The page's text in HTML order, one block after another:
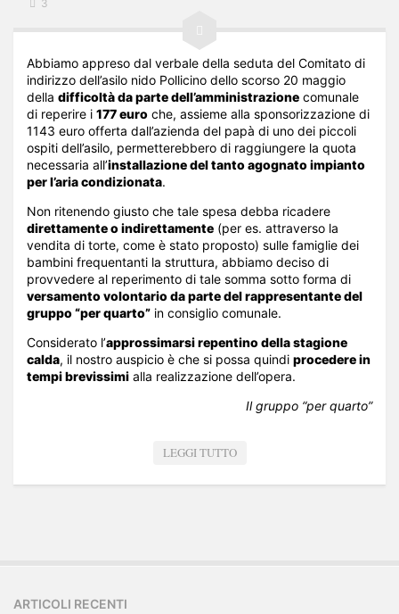
3
Abbiamo appreso dal verbale della seduta del Comitato di
indirizzo dell’asilo nido Pollicino dello scorso 20 maggio
della difficoltà da parte dell’amministrazione comunale
di reperire i 177 euro che, assieme alla sponsorizzazione di
1143 euro offerta dall’azienda del papà di uno dei piccoli
ospiti dell’asilo, permetterebbero di raggiungere la quota
necessaria all’installazione del tanto agognato impianto
per l’aria condizionata.
Non ritenendo giusto che tale spesa debba ricadere
direttamente o indirettamente (per es. attraverso la
vendita di torte, come è stato proposto) sulle famiglie dei
bambini frequentanti la struttura, abbiamo deciso di
provvedere al reperimento di tale somma sotto forma di
versamento volontario da parte del rappresentante del
gruppo “per quarto” in consiglio comunale.
Considerato l’approssimarsi repentino della stagione
calda, il nostro auspicio è che si possa quindi procedere in
tempi brevissimi alla realizzazione dell’opera.
Il gruppo “per quarto”
LEGGI TUTTO
ARTICOLI RECENTI